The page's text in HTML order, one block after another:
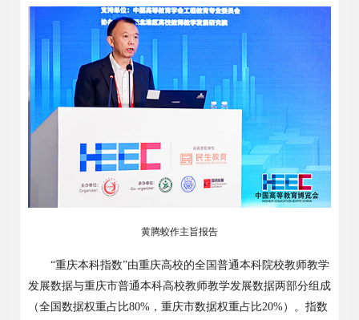
黄腾蛟作主旨报告
“重庆本科指数”由重庆高校的全国普通本科院校教师教学
发展数据与重庆市普通本科高校教师教学发展数据两部分组成
（全国数据权重占比80% ，重庆市数据权重占比20%）。指数